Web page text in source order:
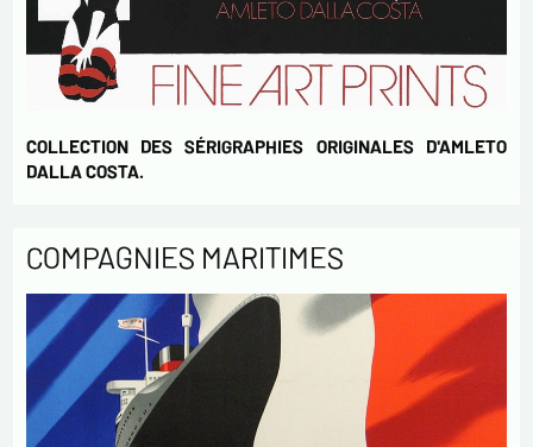
COLLECTION DES SÉRIGRAPHIES ORIGINALES D'AMLETO
DALLA COSTA.
COMPAGNIES MARITIMES